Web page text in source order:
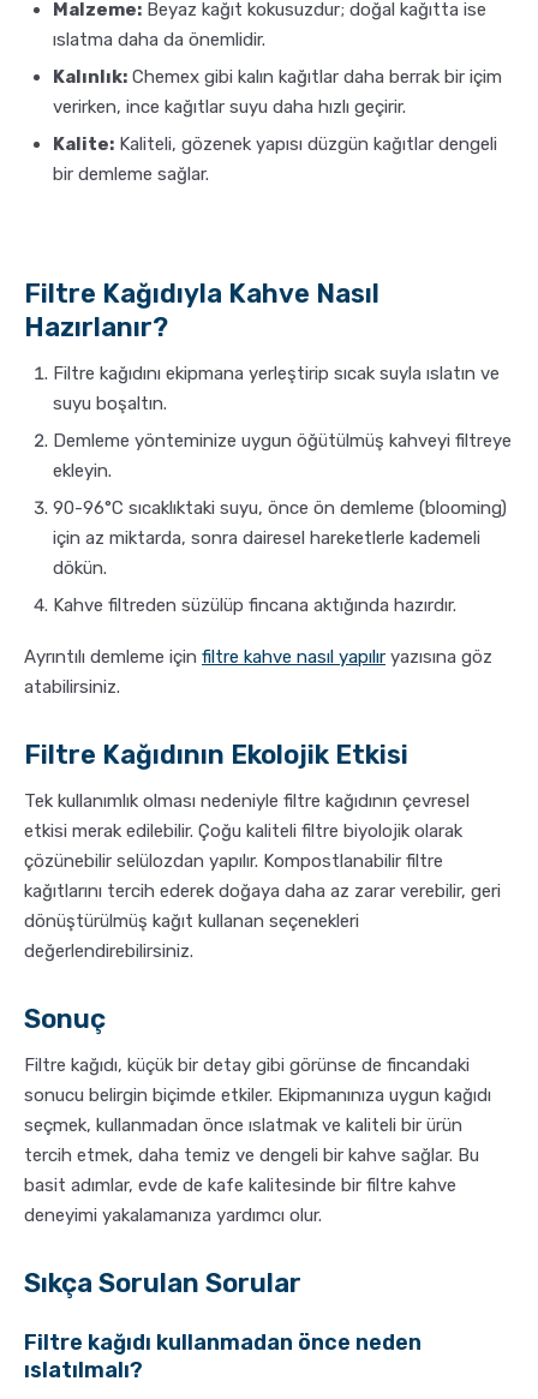
Malzeme: Beyaz kağıt kokusuzdur; doğal kağıtta ise
ıslatma daha da önemlidir.
Kalınlık: Chemex gibi kalın kağıtlar daha berrak bir içim
verirken, ince kağıtlar suyu daha hızlı geçirir.
Kalite: Kaliteli, gözenek yapısı düzgün kağıtlar dengeli
bir demleme sağlar.
Filtre Kağıdıyla Kahve Nasıl
Hazırlanır?
Filtre kağıdını ekipmana yerleştirip sıcak suyla ıslatın ve
suyu boşaltın.
Demleme yönteminize uygun öğütülmüş kahveyi filtreye
ekleyin.
90-96°C sıcaklıktaki suyu, önce ön demleme (blooming)
için az miktarda, sonra dairesel hareketlerle kademeli
dökün.
Kahve filtreden süzülüp fincana aktığında hazırdır.
Ayrıntılı demleme için filtre kahve nasıl yapılır yazısına göz
atabilirsiniz.
Filtre Kağıdının Ekolojik Etkisi
Tek kullanımlık olması nedeniyle filtre kağıdının çevresel
etkisi merak edilebilir. Çoğu kaliteli filtre biyolojik olarak
çözünebilir selülozdan yapılır. Kompostlanabilir filtre
kağıtlarını tercih ederek doğaya daha az zarar verebilir, geri
dönüştürülmüş kağıt kullanan seçenekleri
değerlendirebilirsiniz.
Sonuç
Filtre kağıdı, küçük bir detay gibi görünse de fincandaki
sonucu belirgin biçimde etkiler. Ekipmanınıza uygun kağıdı
seçmek, kullanmadan önce ıslatmak ve kaliteli bir ürün
tercih etmek, daha temiz ve dengeli bir kahve sağlar. Bu
basit adımlar, evde de kafe kalitesinde bir filtre kahve
deneyimi yakalamanıza yardımcı olur.
Sıkça Sorulan Sorular
Filtre kağıdı kullanmadan önce neden
ıslatılmalı?